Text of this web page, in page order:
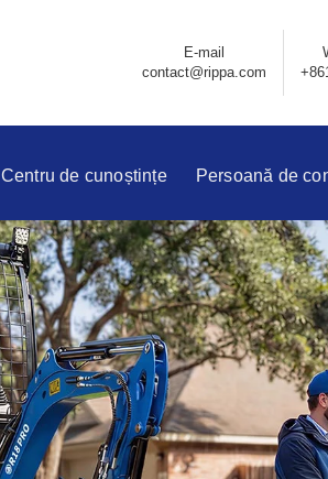
E-mail
contact@rippa.com
Centru de cunoștințe Persoană de